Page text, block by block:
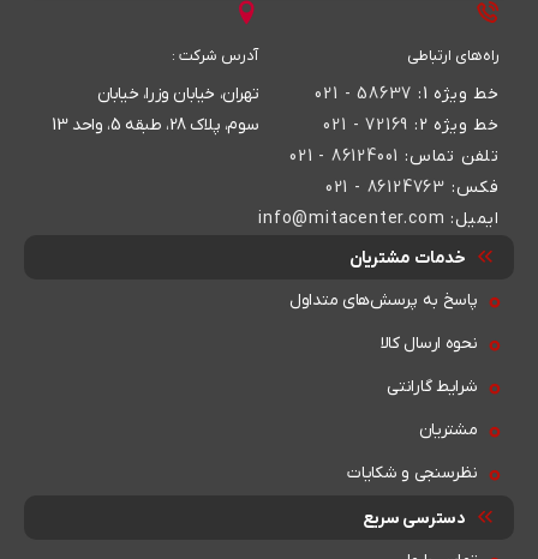
راه‌های ارتباطی
خط ویژه 1:
58637 - 021
خط ویژه 2:
72169 - 021
تلفن تماس: 86124001 - 021
فکس: 86124763 - 021
ایمیل: info@mitacenter.com
آدرس شرکت :
تهران، خیابان وزرا، خیابان
سوم، پلاک 28، طبقه 5، واحد 13
خدمات مشتریان
پاسخ به پرسش‌های متداول
نحوه ارسال کالا
شرایط گارانتی
مشتریان
نظرسنجی و شکایات
دسترسی سریع